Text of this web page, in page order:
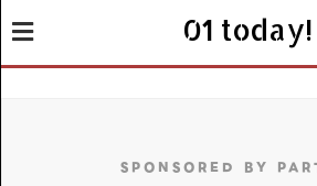
01 today!
SPONSORED BY